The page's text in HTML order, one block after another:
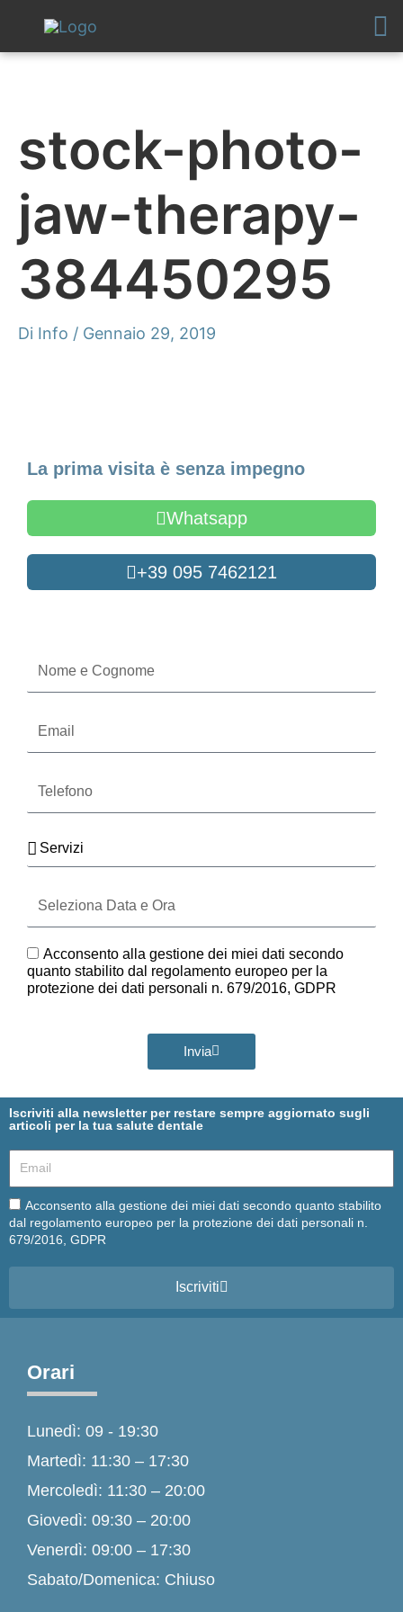
contenuto
stock-photo-
jaw-therapy-
384450295
Di Info / Gennaio 29, 2019
La prima visita è senza impegno
Whatsapp
+39 095 7462121
Cognome
Servizi
Data
e
GDPR
Acconsento alla gestione dei miei dati secondo
quanto stabilito dal regolamento europeo per la
protezione dei dati personali n. 679/2016, GDPR
Invia
Iscriviti alla newsletter per restare sempre aggiornato sugli
articoli per la tua salute dentale
Email
Email
Acconsento alla gestione dei miei dati secondo quanto stabilito
dal regolamento europeo per la protezione dei dati personali n.
679/2016, GDPR
Iscriviti
Orari
Lunedì: 09 - 19:30
Martedì: 11:30 – 17:30
Mercoledì: 11:30 – 20:00
Giovedì: 09:30 – 20:00
Venerdì: 09:00 – 17:30
Sabato/Domenica: Chiuso